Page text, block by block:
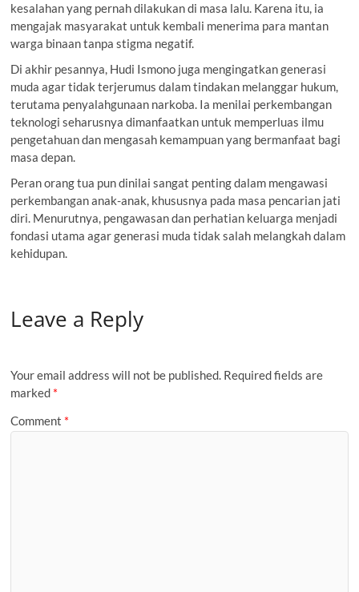
kesalahan yang pernah dilakukan di masa lalu. Karena itu, ia
mengajak masyarakat untuk kembali menerima para mantan
warga binaan tanpa stigma negatif.
Di akhir pesannya, Hudi Ismono juga mengingatkan generasi
muda agar tidak terjerumus dalam tindakan melanggar hukum,
terutama penyalahgunaan narkoba. Ia menilai perkembangan
teknologi seharusnya dimanfaatkan untuk memperluas ilmu
pengetahuan dan mengasah kemampuan yang bermanfaat bagi
masa depan.
Peran orang tua pun dinilai sangat penting dalam mengawasi
perkembangan anak-anak, khususnya pada masa pencarian jati
diri. Menurutnya, pengawasan dan perhatian keluarga menjadi
fondasi utama agar generasi muda tidak salah melangkah dalam
kehidupan.
Leave a Reply
Your email address will not be published. Required fields are
marked *
Comment *